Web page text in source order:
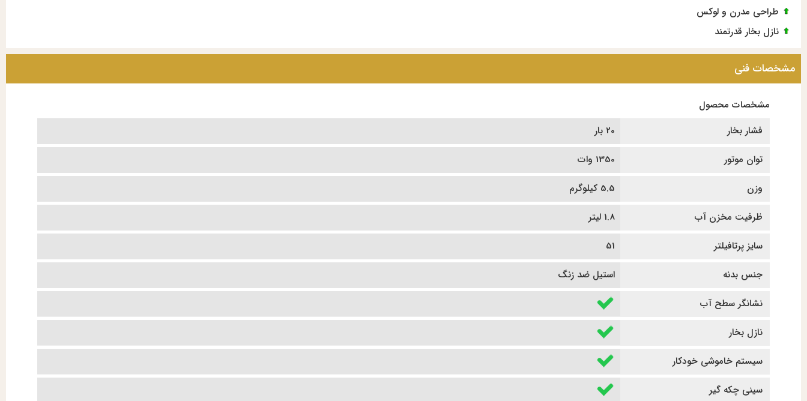
طراحی مدرن و لوکس
نازل بخار قدرتمند
مشخصات فنی
مشخصات محصول
فشار بخار
20 بار
توان موتور
1350 وات
وزن
5.5 کیلوگرم
ظرفیت مخزن آب
1.8 لیتر
سایز پرتافیلتر
51
جنس بدنه
استیل ضد زنگ
نشانگر سطح آب
نازل بخار
سیستم خاموشی خودکار
سینی چکه گیر